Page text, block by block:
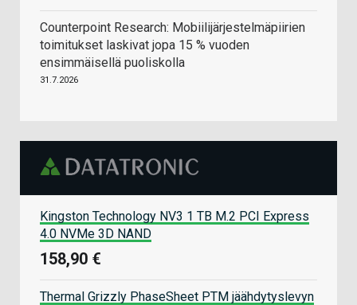
Counterpoint Research: Mobiilijärjestelmäpiirien
toimitukset laskivat jopa 15 % vuoden
ensimmäisellä puoliskolla
31.7.2026
Kingston Technology NV3 1 TB M.2 PCI Express
4.0 NVMe 3D NAND
158,90 €
Thermal Grizzly PhaseSheet PTM jäähdytyslevyn